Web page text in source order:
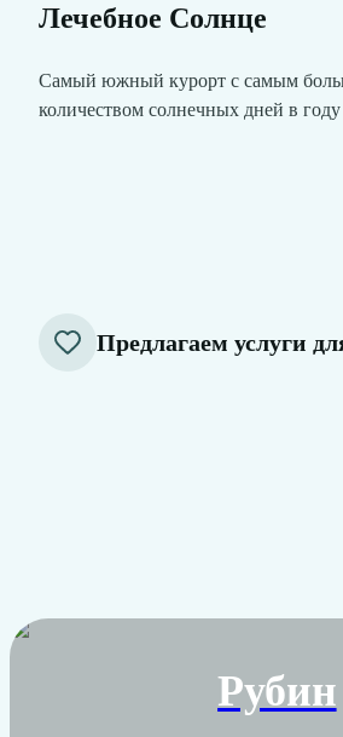
Лечебнoе Cолнце
Самый южный курорт с самым
количеством солнечных дней в году
Предлагаем услуги
Рубин